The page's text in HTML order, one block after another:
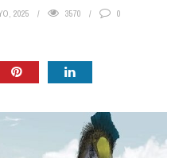
2025 3570 0